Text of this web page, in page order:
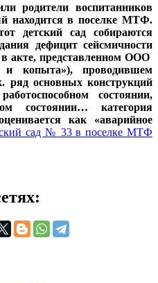
родители воспитанников
находится в поселке МТФ.
детский сад собираются
дефицит сейсмичности
акте, представленном ООО
копыта»), проводившем
ряд основных конструкций
состоянии,
состоянии… категория
как «аварийное
сад № 33 в поселке МТФ